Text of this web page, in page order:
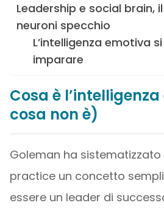
Leadership e social brain,
neuroni specchio
L’intelligenza emotiva
imparare
Cosa è
cosa non è)
Goleman ha
practice un concetto
essere un leader di